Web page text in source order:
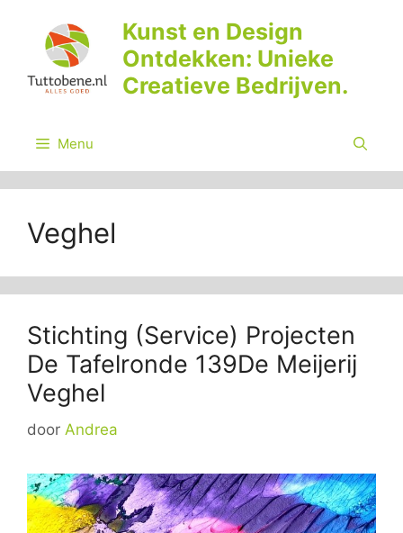
inhoud
Kunst en Design
Ontdekken: Unieke
Creatieve Bedrijven.
Menu
Veghel
Stichting (Service) Projecten
De Tafelronde 139De Meijerij
Veghel
door Andrea